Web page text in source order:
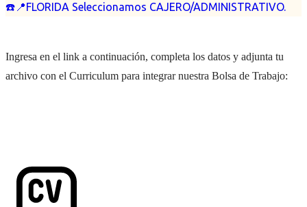
☎️📍FLORIDA Seleccionamos CAJERO/ADMINISTRATIVO.
Ingresa en el link a continuación, completa los datos y adjunta tu
archivo con el Curriculum para integrar nuestra Bolsa de Trabajo: